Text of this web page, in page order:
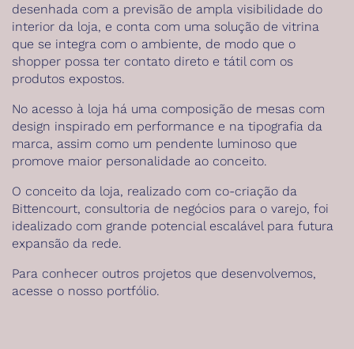
desenhada com a previsão de ampla visibilidade do
interior da loja, e conta com uma solução de vitrina
que se integra com o ambiente, de modo que o
shopper possa ter contato direto e tátil com os
produtos expostos.
No acesso à loja há uma composição de mesas com
design inspirado em performance e na tipografia da
marca, assim como um pendente luminoso que
promove maior personalidade ao conceito.
O conceito da loja, realizado com co-criação da
Bittencourt, consultoria de negócios para o varejo, foi
idealizado com grande potencial escalável para futura
expansão da rede.
Para conhecer outros projetos que desenvolvemos,
acesse o nosso portfólio.